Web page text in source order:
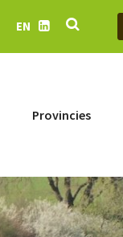
EN
Provincies